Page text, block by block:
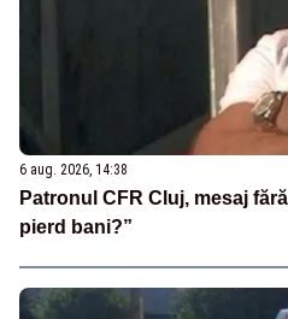
6 aug. 2026, 14:38
Patronul CFR Cluj, mesaj
pierd bani?”